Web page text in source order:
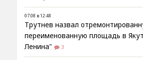
07.08 в 12:48
Трутнев назвал
переименованную площадь в
Ленина"
3